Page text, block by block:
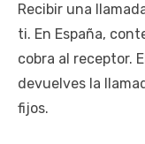
Recibir una
ti. En España,
cobra al receptor.
devuelves la
fijos.